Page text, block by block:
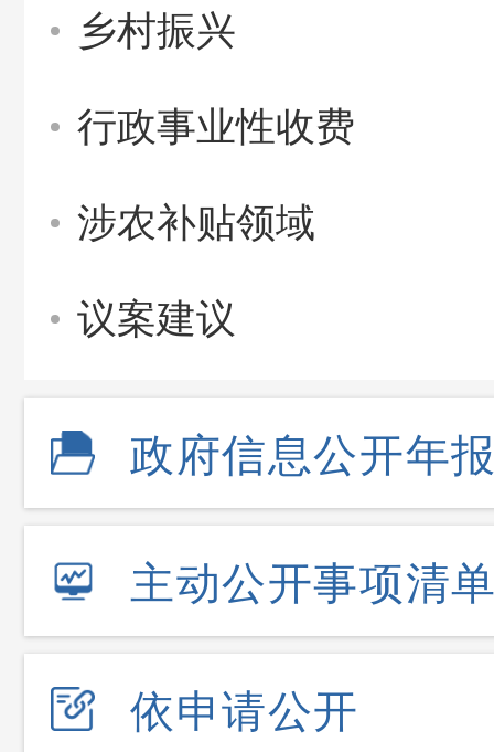
乡村振兴
行政事业性收费
涉农补贴领域
议案建议
政府信息公开年
主动公开事项清
依申请公开